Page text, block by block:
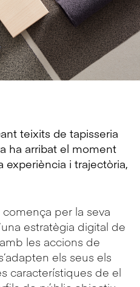
teixits de tapisseria
ha arribat el moment
experiència i trajectòria,
per la seva
estratègia digital de
les accions de
els seus els
característiques de el